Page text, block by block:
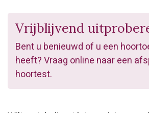
Vrijblijvend
Bent u benieuwd of u een
heeft? Vraag online naar een
hoortest.